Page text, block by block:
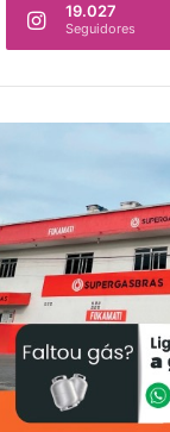
19.027
Seguidores